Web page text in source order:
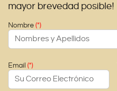
mayor brevedad posible!
Nombre
Email